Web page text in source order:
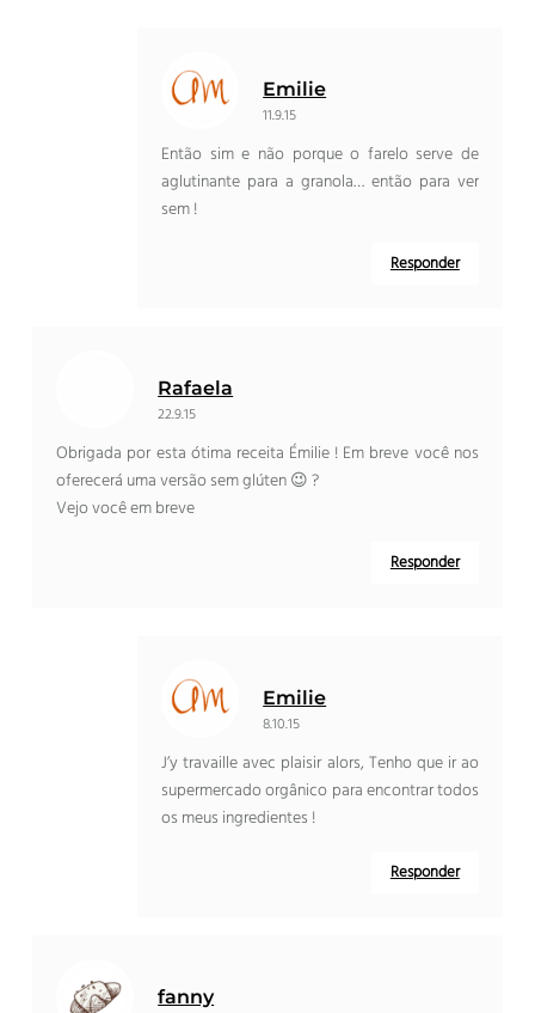
Emilie
11.9.15
Então sim e não porque o farelo serve de
aglutinante para a granola… então para ver
sem !
Responder
Rafaela
22.9.15
Obrigada por esta ótima receita Émilie ! Em breve você nos
oferecerá uma versão sem glúten 😉 ?
Vejo você em breve
Responder
Emilie
8.10.15
J’y travaille avec plaisir alors, Tenho que ir ao
supermercado orgânico para encontrar todos
os meus ingredientes !
Responder
fanny